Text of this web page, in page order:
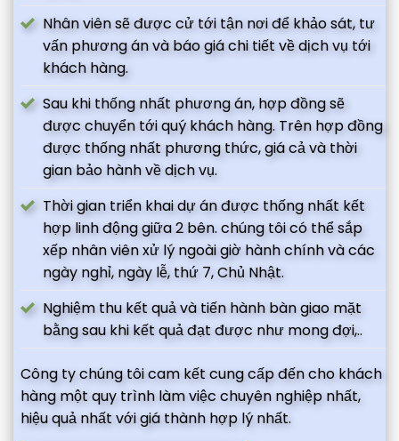
Nhân viên sẽ được cử tới tận nơi để khảo sát, tư
vấn phương án và báo giá chi tiết về dịch vụ tới
khách hàng.
Sau khi thống nhất phương án, hợp đồng sẽ
được chuyển tới quý khách hàng. Trên hợp đồng
được thống nhất phương thức, giá cả và thời
gian bảo hành về dịch vụ.
Thời gian triển khai dự án được thống nhất kết
hợp linh động giữa 2 bên. chúng tôi có thể sắp
xếp nhân viên xử lý ngoài giờ hành chính và các
ngày nghỉ, ngày lễ, thứ 7, Chủ Nhật.
Nghiệm thu kết quả và tiến hành bàn giao mặt
bằng sau khi kết quả đạt được như mong đợi,..
Công ty chúng tôi cam kết cung cấp đến cho khách
hàng một quy trình làm việc chuyên nghiệp nhất,
hiệu quả nhất với giá thành hợp lý nhất.